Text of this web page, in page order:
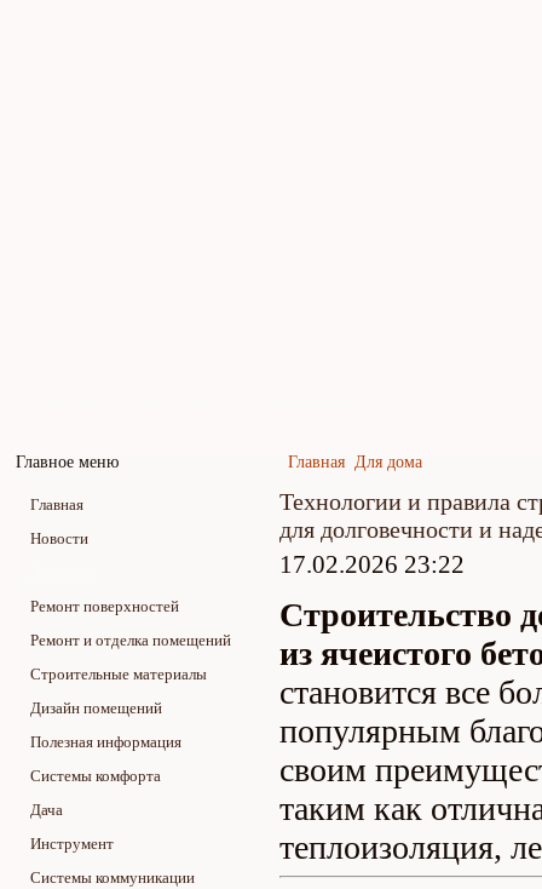
Главное меню
Главная
Новости
Ремонт поверхностей
Ремонт и отделка помещений
Строительные материалы
Дизайн помещений
Полезная информация
Системы комфорта
Дача
Инструмент
Системы коммуникации
Главная Для дома
Технологии и правила
для долговечности и
17.02.2026 23:22
Строительство
из ячеистого
становится все
популярным
своим
таким как
теплоизоляция,